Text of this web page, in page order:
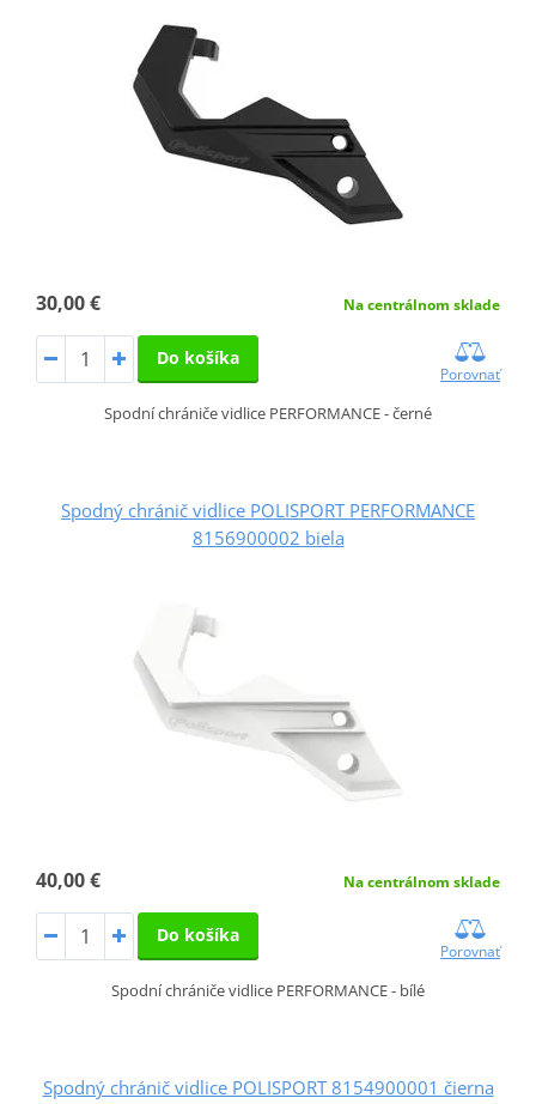
30,00 € Na centrálnom sklade
Do košíka
Porovnať
Spodní chrániče vidlice PERFORMANCE - černé
Spodný chránič vidlice POLISPORT PERFORMANCE
8156900002 biela
40,00 € Na centrálnom sklade
Do košíka
Porovnať
Spodní chrániče vidlice PERFORMANCE - bílé
Spodný chránič vidlice POLISPORT 8154900001 čierna